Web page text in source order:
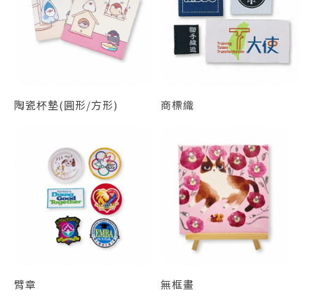
陶瓷杯墊(圓形/方形) 商標織
臂章 無框畫